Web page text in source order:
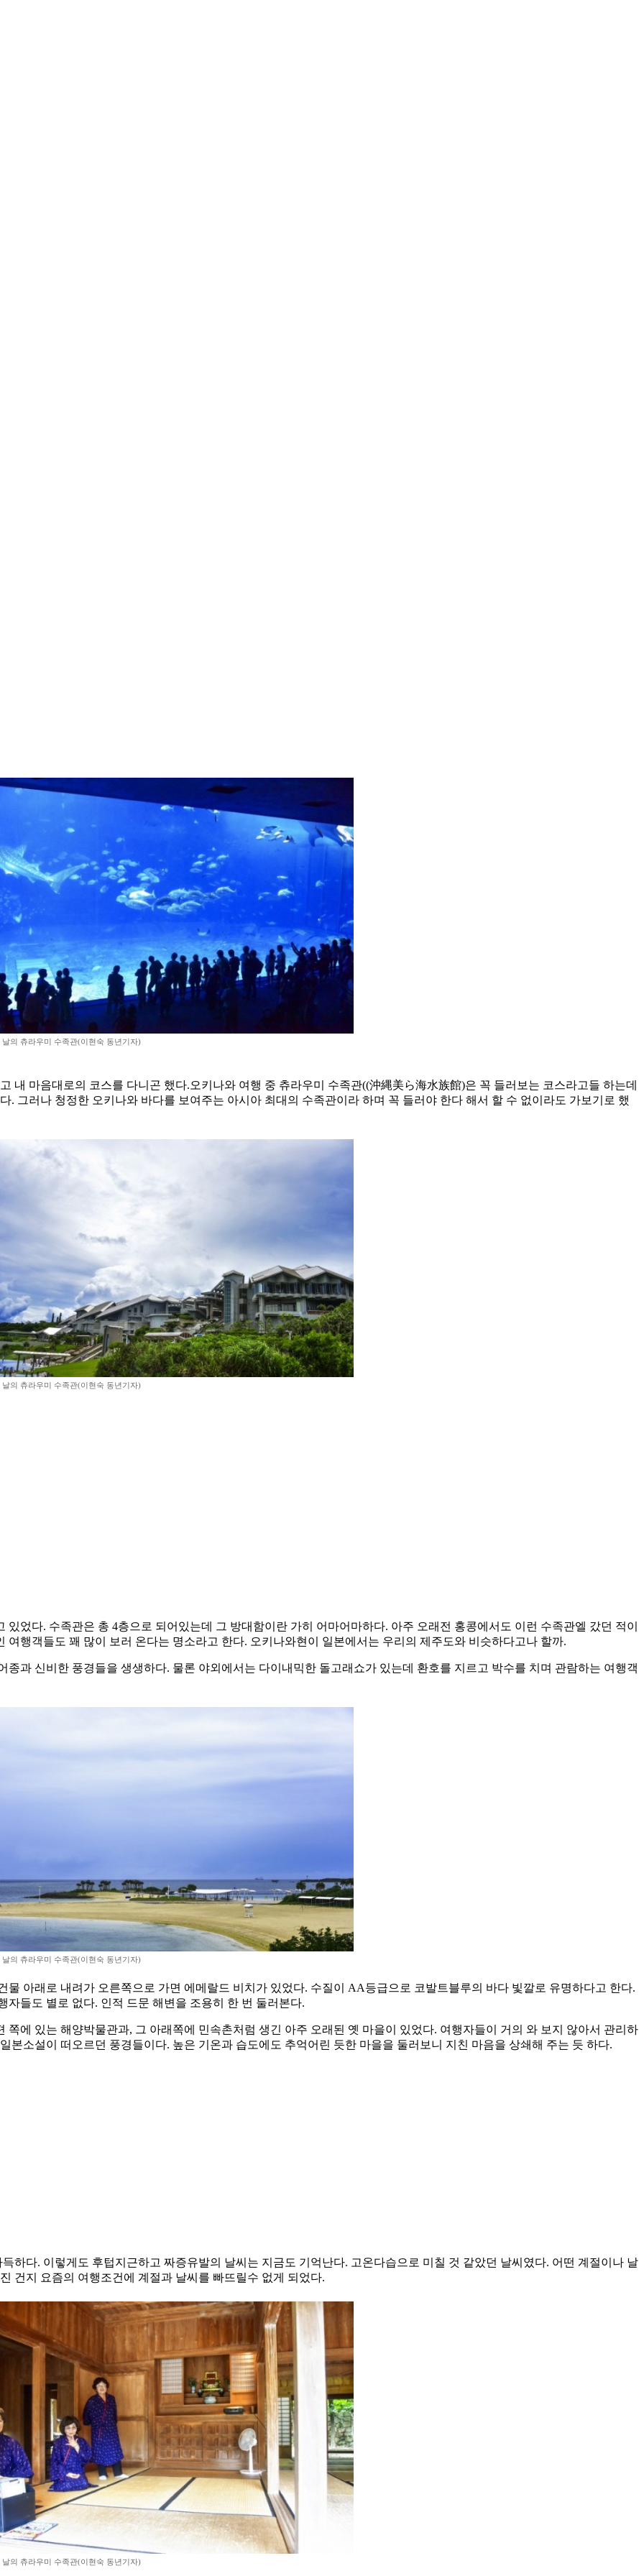
의 츄라우미 수족관(이현숙 동년기자)
내 마음대로의 코스를 다니곤 했다.오키나와 여행 중 츄라우미 수족관((沖縄美ら海水族館)은 꼭 들러보는 코스라고들 하는데
. 그러나 청정한 오키나와 바다를 보여주는 아시아 최대의 수족관이라 하며 꼭 들러야 한다 해서 할 수 없이라도 가보기로 했
의 츄라우미 수족관(이현숙 동년기자)
었다. 수족관은 총 4층으로 되어있는데 그 방대함이란 가히 어마어마하다. 아주 오래전 홍콩에서도 이런 수족관엘 갔던 적이
행객들도 꽤 많이 보러 온다는 명소라고 한다. 오키나와현이 일본에서는 우리의 제주도와 비슷하다고나 할까.
과 신비한 풍경들을 생생하다. 물론 야외에서는 다이내믹한 돌고래쇼가 있는데 환호를 지르고 박수를 치며 관람하는 여행객
의 츄라우미 수족관(이현숙 동년기자)
아래로 내려가 오른쪽으로 가면 에메랄드 비치가 있었다. 수질이 AA등급으로 코발트블루의 바다 빛깔로 유명하다고 한다.
들도 별로 없다. 인적 드문 해변을 조용히 한 번 둘러본다.
에 있는 해양박물관과, 그 아래쪽에 민속촌처럼 생긴 아주 오래된 옛 마을이 있었다. 여행자들이 거의 와 보지 않아서 관리하
본소설이 떠오르던 풍경들이다. 높은 기온과 습도에도 추억어린 듯한 마을을 둘러보니 지친 마음을 상쇄해 주는 듯 하다.
하다. 이렇게도 후텁지근하고 짜증유발의 날씨는 지금도 기억난다. 고온다습으로 미칠 것 같았던 날씨였다. 어떤 계절이나 날
건지 요즘의 여행조건에 계절과 날씨를 빠뜨릴수 없게 되었다.
의 츄라우미 수족관(이현숙 동년기자)